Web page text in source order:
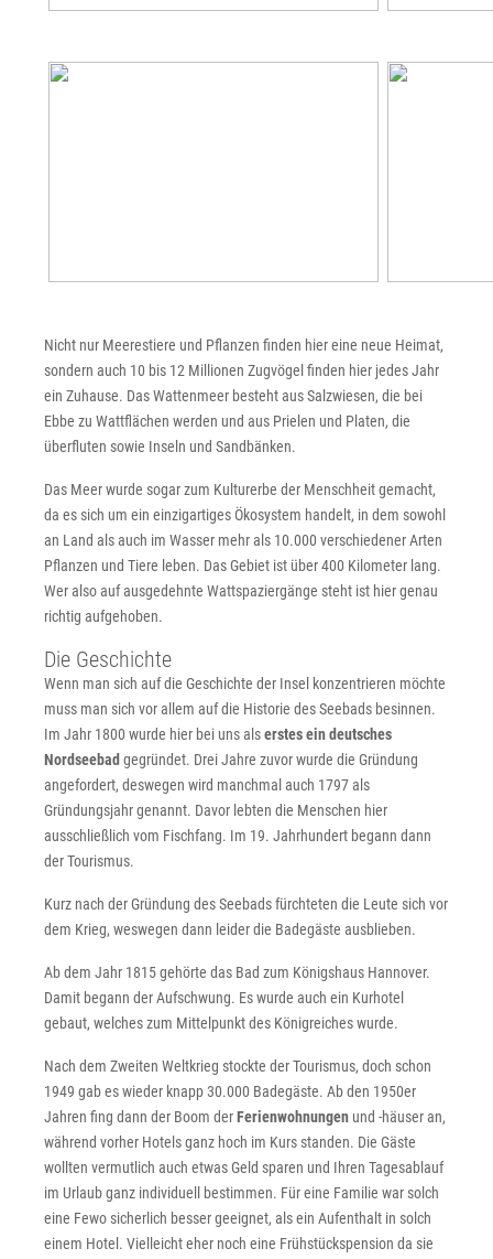
Nicht nur Meerestiere und Pflanzen finden hier eine neue Heimat,
sondern auch 10 bis 12 Millionen Zugvögel finden hier jedes Jahr
ein Zuhause. Das Wattenmeer besteht aus Salzwiesen, die bei
Ebbe zu Wattflächen werden und aus Prielen und Platen, die
überfluten sowie Inseln und Sandbänken.
Das Meer wurde sogar zum Kulturerbe der Menschheit gemacht,
da es sich um ein einzigartiges Ökosystem handelt, in dem sowohl
an Land als auch im Wasser mehr als 10.000 verschiedener Arten
Pflanzen und Tiere leben. Das Gebiet ist über 400 Kilometer lang.
Wer also auf ausgedehnte Wattspaziergänge steht ist hier genau
richtig aufgehoben.
Die Geschichte
Wenn man sich auf die Geschichte der Insel konzentrieren möchte
muss man sich vor allem auf die Historie des Seebads besinnen.
Im Jahr 1800 wurde hier bei uns alserstes ein deutsches
Nordseebad gegründet. Drei Jahre zuvor wurde die Gründung
angefordert, deswegen wird manchmal auch 1797 als
Gründungsjahr genannt. Davor lebten die Menschen hier
ausschließlich vom Fischfang. Im 19. Jahrhundert begann dann
der Tourismus.
Kurz nach der Gründung des Seebads fürchteten die Leute sich vor
dem Krieg, weswegen dann leider die Badegäste ausblieben.
Ab dem Jahr 1815 gehörte das Bad zum Königshaus Hannover.
Damit begann der Aufschwung. Es wurde auch ein Kurhotel
gebaut, welches zum Mittelpunkt des Königreiches wurde.
Nach dem Zweiten Weltkrieg stockte der Tourismus, doch schon
1949 gab es wieder knapp 30.000 Badegäste. Ab den 1950er
Jahren fing dann der Boom derFerienwohnungen und -häuser an,
während vorher Hotels ganz hoch im Kurs standen. Die Gäste
wollten vermutlich auch etwas Geld sparen und Ihren Tagesablauf
im Urlaub ganz individuell bestimmen. Für eine Familie war solch
eine Fewo sicherlich besser geeignet, als ein Aufenthalt in solch
einem Hotel. Vielleicht eher noch eine Frühstückspension da sie